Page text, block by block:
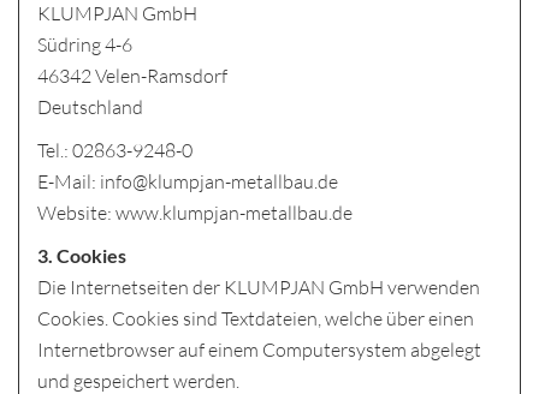
KLUMPJAN GmbH
Südring 4-6
46342 Velen-Ramsdorf
Deutschland
Tel.: 02863-9248-0
E-Mail: info@klumpjan-metallbau.de
Website: www.klumpjan-metallbau.de
3. Cookies
Die Internetseiten der KLUMPJAN GmbH verwenden
Cookies. Cookies sind Textdateien, welche über einen
Internetbrowser auf einem Computersystem abgelegt
und gespeichert werden.